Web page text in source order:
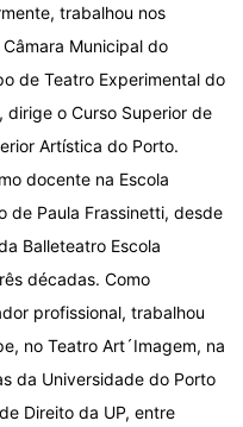
trabalhou nos
Municipal do
de Teatro Experimental do
dirige o Curso Superior de
Artística do Porto.
docente na Escola
de Paula Frassinetti, desde
Balleteatro Escola
décadas. Como
profissional, trabalhou
no Teatro Art´Imagem, na
da Universidade do Porto
Direito da UP, entre